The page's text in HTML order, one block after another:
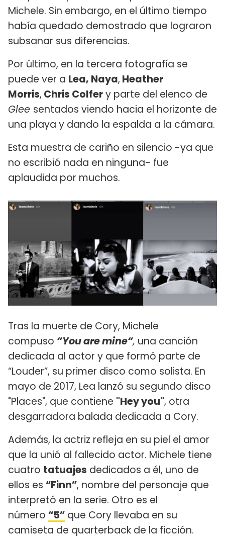
Michele. Sin embargo, en el último tiempo
había quedado demostrado que lograron
subsanar sus diferencias.
Por último, en la tercera fotografía se
puede ver a Lea, Naya, Heather
Morris, Chris Colfery parte del elenco de
Glee sentados viendo hacia el horizonte de
una playa y dando la espalda a la cámara.
Esta muestra de cariño en silencio -ya que
no escribió nada en ninguna- fue
aplaudida por muchos.
Tras la muerte de Cory, Michele
compuso “You are mine“, una canción
dedicada al actor y que formó parte de
“Louder”, su primer disco como solista. En
mayo de 2017, Lea lanzó su segundo disco
"Places", que contiene "Hey you", otra
desgarradora balada dedicada a Cory.
Además, la actriz refleja en su piel el amor
que la unió al fallecido actor. Michele tiene
cuatro tatuajes dedicados a él, uno de
ellos es “Finn”, nombre del personaje que
interpretó en la serie. Otro es el
número “5” que Cory llevaba en su
camiseta de quarterback de la ficción.